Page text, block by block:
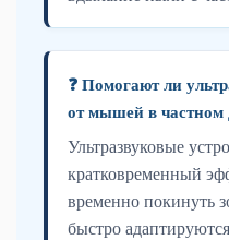
❓ Помогают ли
от мышей в частном
Ультразвуковые
кратковременный
временно покинуть
быстро